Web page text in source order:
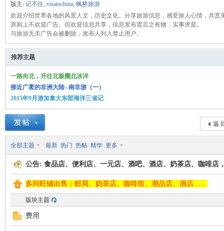
索
埃
德
» › ›
版主: 记不住, visatochina, 枫桥旅游
欢迎介绍世界各地的风景人文，历史文化。分享旅游信息，感受旅人心情，共赏
原则上不欢迎广告。但欢迎信息共享，信息发布需言之有物，实事求是。
与旅游无关广告会被删除，发布人列入禁止用户。
推荐主题
一路向北，开往北极圈北冰洋
接近广袤的非洲大陆--南非游（一）
2015年9月游加拿大东部海洋三省记
返
全部主题 最新 热门 热帖 精华 更多
公告: 食品店、便利店、一元店、酒吧、酒店、奶茶店、咖啡店
多间旺铺出售：邮局、奶茶店、咖啡馆、潮品店、酒店……
版块主题
费用